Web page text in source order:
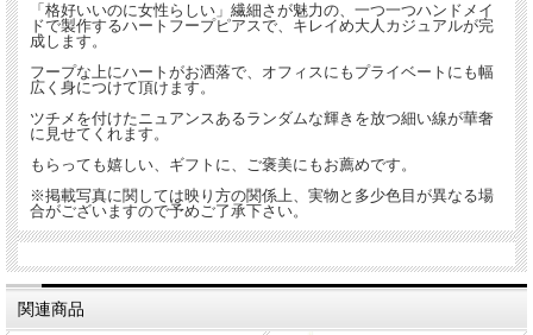
「格好いいのに女性らしい」繊細さが魅力の、一つ一つハンドメイ
ドで製作するハートフープピアスで、キレイめ大人カジュアルが完
成します。
フープな上にハートがお洒落で、オフィスにもプライベートにも幅
広く身につけて頂けます。
ツチメを付けたニュアンスあるランダムな輝きを放つ細い線が華奢
に見せてくれます。
もらっても嬉しい、ギフトに、ご褒美にもお薦めです。
※掲載写真に関しては映り方の関係上、実物と多少色目が異なる場
合がございますので予めご了承下さい。
関連商品